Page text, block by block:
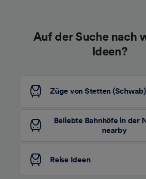
Auf der Suche nach
Ideen?
Züge von Stetten (Schwab)
Beliebte Bahnhöfe in der
nearby
Reise Ideen
Folgendes bereitzustellen:
Verwendung genauer
Personalisierte Werbung und
von Werbeleistung und der
Inhalten, Zielgruppenforschung
Entwicklung und Verbesserung
Angeboten.